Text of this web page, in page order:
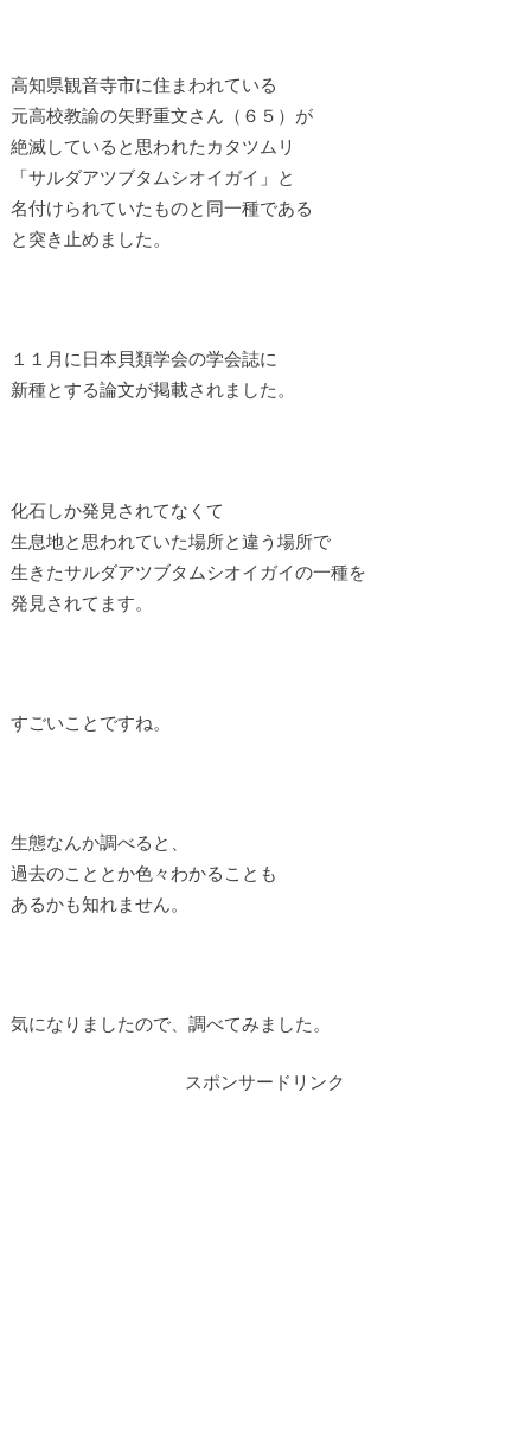
高知県観音寺市に住まわれている
元高校教諭の矢野重文さん（６５）が
絶滅していると思われたカタツムリ
「サルダアツブタムシオイガイ」と
名付けられていたものと同一種である
と突き止めました。
１１月に日本貝類学会の学会誌に
新種とする論文が掲載されました。
化石しか発見されてなくて
生息地と思われていた場所と違う場所で
生きたサルダアツブタムシオイガイの一種を
発見されてます。
すごいことですね。
生態なんか調べると、
過去のこととか色々わかることも
あるかも知れません。
気になりましたので、調べてみました。
スポンサードリンク